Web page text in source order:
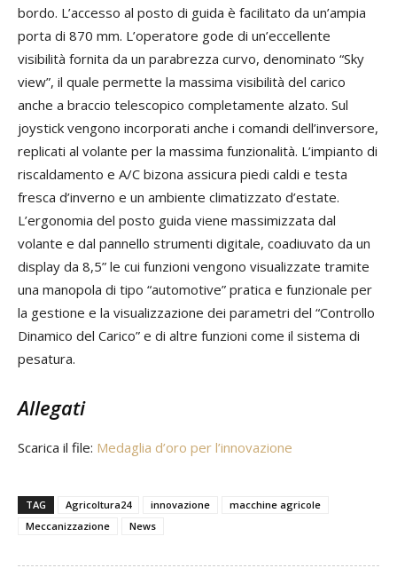
bordo. L’accesso al posto di guida è facilitato da un’ampia
porta di 870 mm. L’operatore gode di un’eccellente
visibilità fornita da un parabrezza curvo, denominato “Sky
view”, il quale permette la massima visibilità del carico
anche a braccio telescopico completamente alzato. Sul
joystick vengono incorporati anche i comandi dell’inversore,
replicati al volante per la massima funzionalità. L’impianto di
riscaldamento e A/C bizona assicura piedi caldi e testa
fresca d’inverno e un ambiente climatizzato d’estate.
L’ergonomia del posto guida viene massimizzata dal
volante e dal pannello strumenti digitale, coadiuvato da un
display da 8,5” le cui funzioni vengono visualizzate tramite
una manopola di tipo “automotive” pratica e funzionale per
la gestione e la visualizzazione dei parametri del “Controllo
Dinamico del Carico” e di altre funzioni come il sistema di
pesatura.
Allegati
Scarica il file: Medaglia d’oro per l’innovazione
TAG Agricoltura24 innovazione
macchine agricole
Meccanizzazione
News